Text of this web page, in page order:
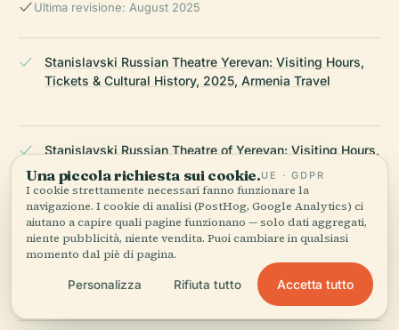
Ultima revisione: August 2025
Stanislavski Russian Theatre Yerevan: Visiting Hours,
Tickets & Cultural History, 2025, Armenia Travel
Stanislavski Russian Theatre of Yerevan: Visiting Hours,
Tickets, and Cultural Significance, 2025, Yerevan
Municipality
Stanislavski Russian Theatre of Yerevan: Visiting Hours,
Tickets, Repertoire & Visitor Guide, 2025, Ticket-AM
Una piccola richiesta sui cookie.UE · GDPR
I cookie strettamente necessari fanno funzionare la
navigazione. I cookie di analisi (PostHog, Google Analytics) ci
aiutano a capire quali pagine funzionano — solo dati aggregati,
niente pubblicità, niente vendita. Puoi cambiare in qualsiasi
momento dal piè di pagina.
Personalizza Rifiuta tutto Accetta tutto